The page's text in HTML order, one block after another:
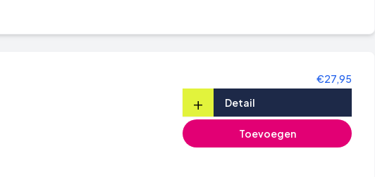
€27,95
+ Detail
Toevoegen